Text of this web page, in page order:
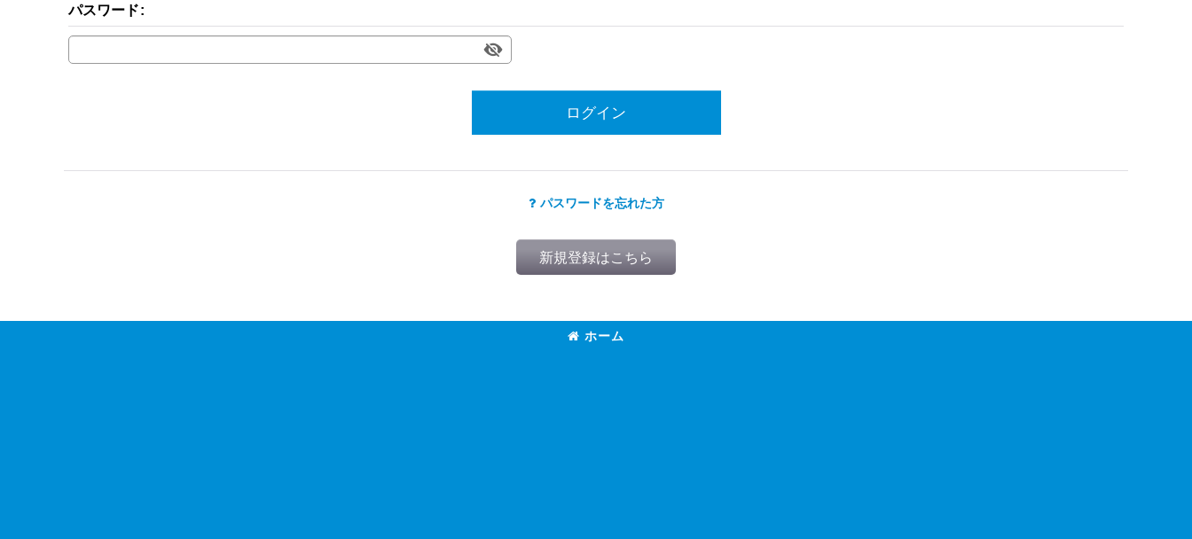
パスワード:
ログイン
パスワードを忘れた方
新規登録はこちら
ホーム